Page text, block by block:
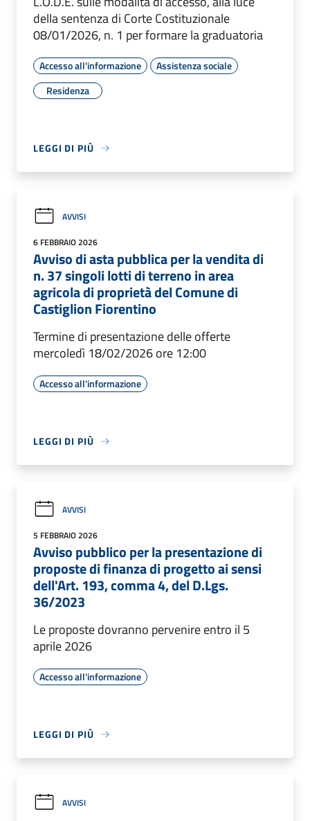
della sentenza di Corte Costituzionale
08/01/2026, n. 1 per formare la graduatoria
Accesso all'informazione
Assistenza sociale
Residenza
LEGGI DI PIÙ
AVVISI
6 FEBBRAIO 2026
Avviso di asta pubblica per la vendita di
n. 37 singoli lotti di terreno in area
agricola di proprietà del Comune di
Castiglion Fiorentino
Termine di presentazione delle offerte
mercoledì 18/02/2026 ore 12:00
Accesso all'informazione
LEGGI DI PIÙ
AVVISI
5 FEBBRAIO 2026
Avviso pubblico per la presentazione di
proposte di finanza di progetto ai sensi
dell'Art. 193, comma 4, del D.Lgs.
36/2023
Le proposte dovranno pervenire entro il 5
aprile 2026
Accesso all'informazione
LEGGI DI PIÙ
AVVISI